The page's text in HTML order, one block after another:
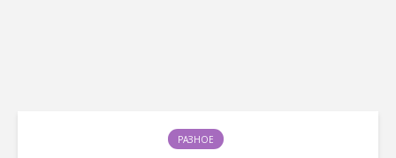
РАЗНОЕ